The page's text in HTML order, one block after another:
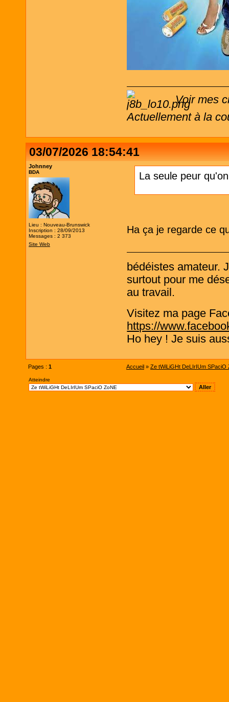
Voir mes
Actuellement à la
03/07/2026 18:54:41
Johnney
BDA
Lieu : Nouveau-Brunswick
Inscription : 28/09/2013
Messages : 2 373
Site Web
La seule peur
Ha ça je regarde ce
bédéistes amateur.
surtout pour me
au travail.
Visitez ma page
https://
Ho hey ! Je suis
Pages : 1 Accueil » Ze tWiLiGHt DeLIrIUm SPaciO
Atteindre